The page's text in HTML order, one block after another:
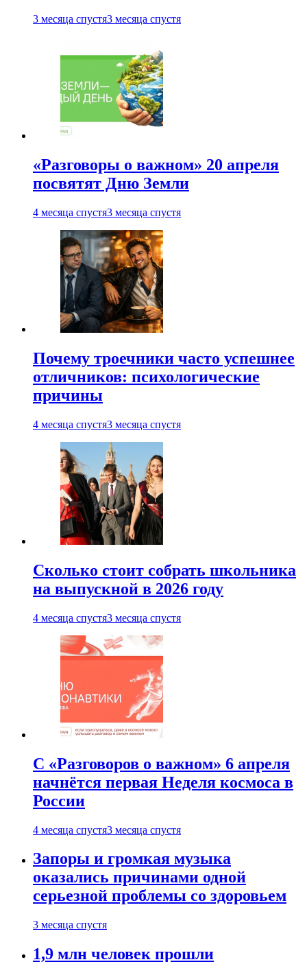
3 месяца спустя3 месяца спустя
«Разговоры о важном» 20 апреля
посвятят Дню Земли
4 месяца спустя3 месяца спустя
Почему троечники часто успешнее
отличников: психологические
причины
4 месяца спустя3 месяца спустя
Сколько стоит собрать школьника
на выпускной в 2026 году
4 месяца спустя3 месяца спустя
С «Разговоров о важном» 6 апреля
начнётся первая Неделя космоса в
России
4 месяца спустя3 месяца спустя
Запоры и громкая музыка
оказались причинами одной
серьезной проблемы со здоровьем
3 месяца спустя
1,9 млн человек прошли